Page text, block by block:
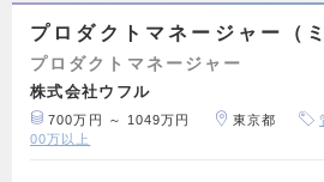
プロダクトマネージャー（
プロダクトマネージャー
株式会社ウフル
700万円 ～ 1049万円 東京都
00万以上